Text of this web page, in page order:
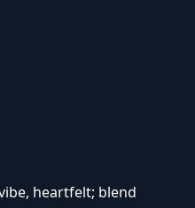
heartfelt; blend